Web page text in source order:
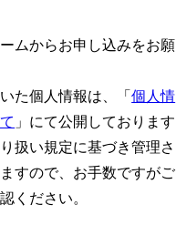
ムからお申し込みをお願
た個人情報は、「個人情
」にて公開しております
扱い規定に基づき管理さ
すので、お手数ですがご
ください。